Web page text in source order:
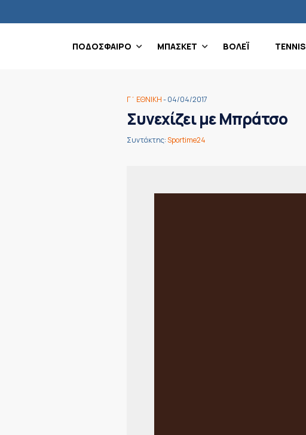
ΠΟΔΟΣΦΑΙΡΟ ΜΠΑΣΚΕΤ ΒΟΛΕΪ TENNIS
Γ΄ ΕΘΝΙΚΗ- 04/04/2017
Συνεχίζει με Μπράτσο
Συντάκτης:Sportime24